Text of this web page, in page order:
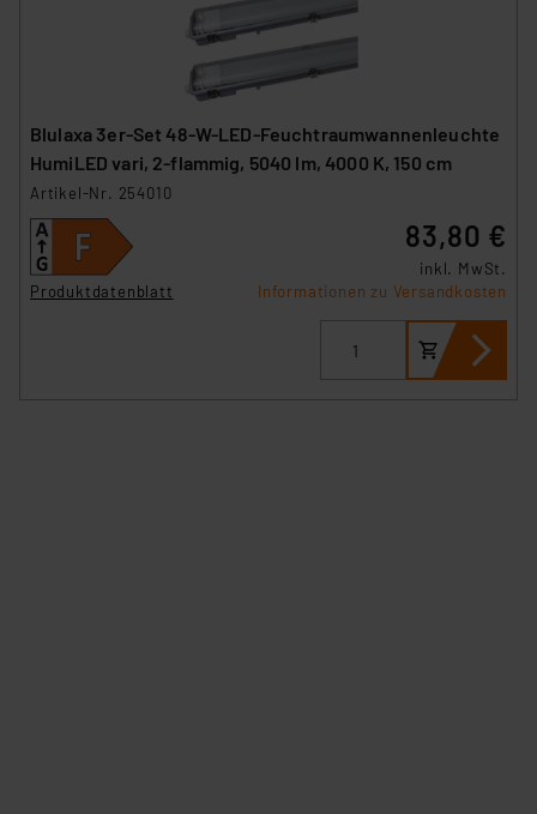
sich auf die Standarddatenschutzklauseln der
Europäischen Kommission sowie einer eigenen
Beurteilung der mit der Datenübermittlung,
insbesondere der Art der übermittelten Daten,
verbundenen Risiken.“
Impressum|Datenschutzerklärung
Blulaxa 3er-Set 48-W-LED-Feuchtraumwannenleuchte
HumiLED vari, 2-flammig, 5040 lm, 4000 K, 150 cm
Artikel-Nr. 254010
Produktdatenblatt
83,80 €
inkl. MwSt.
Informationen zu Versandkosten